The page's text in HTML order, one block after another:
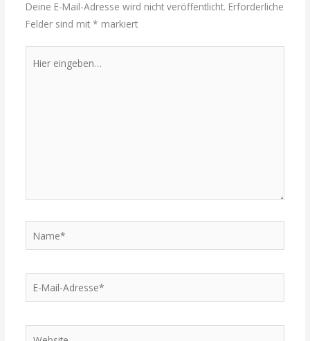
Deine E-Mail-Adresse wird nicht veröffentlicht. Erforderliche
Felder sind mit * markiert
eingeben…
Mail-
Website